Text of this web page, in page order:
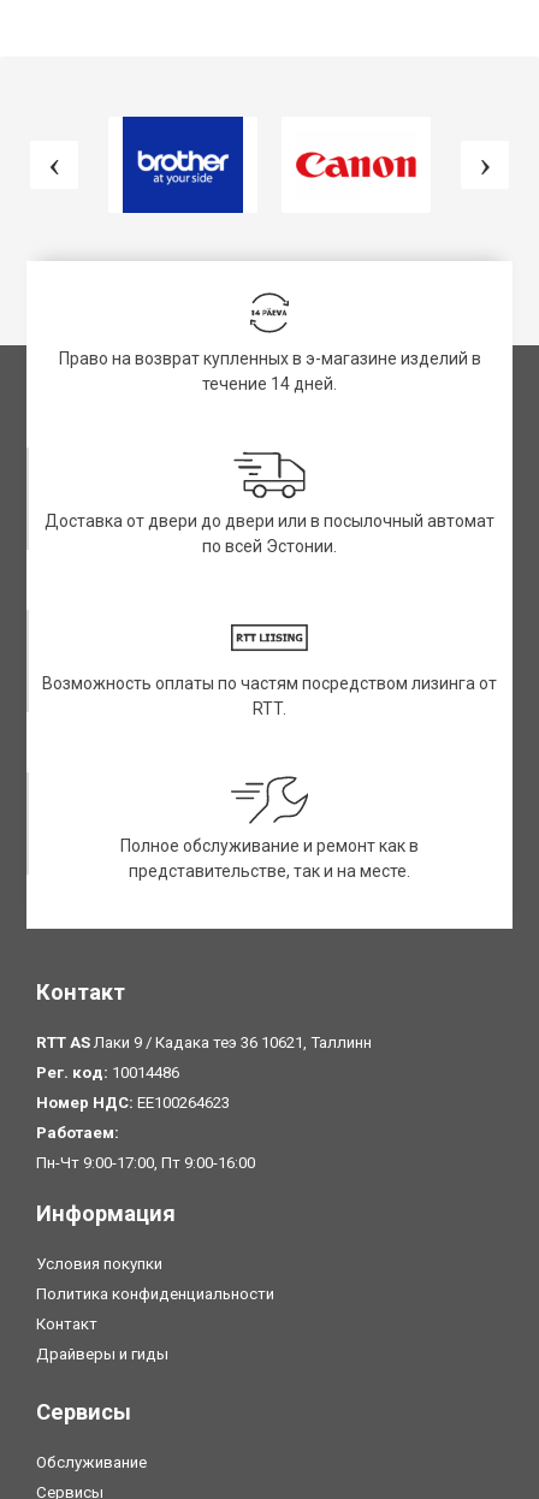
Право на возврат купленных в э-магазине изделий в
течение 14 дней.
Доставка от двери до двери или в посылочный автомат
по всей Эстонии.
Возможность оплаты по частям посредством лизинга от
RTT.
Полное обслуживание и ремонт как в
представительстве, так и на месте.
Контакт
RTT AS Лаки 9 / Кадака теэ 36 10621, Таллинн
Рег. код: 10014486
Номер НДС: EE100264623
Pаботаем:
Пн-Чт 9:00-17:00, Пт 9:00-16:00
Информация
Условия покупки
Политика конфиденциальности
Контакт
Драйверы и гиды
Сервисы
Обслуживание
Сервисы